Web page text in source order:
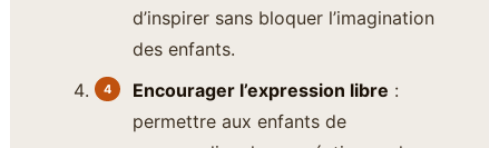
d’inspirer sans bloquer l’imagination
des enfants.
Encourager l’expression libre :
permettre aux enfants de